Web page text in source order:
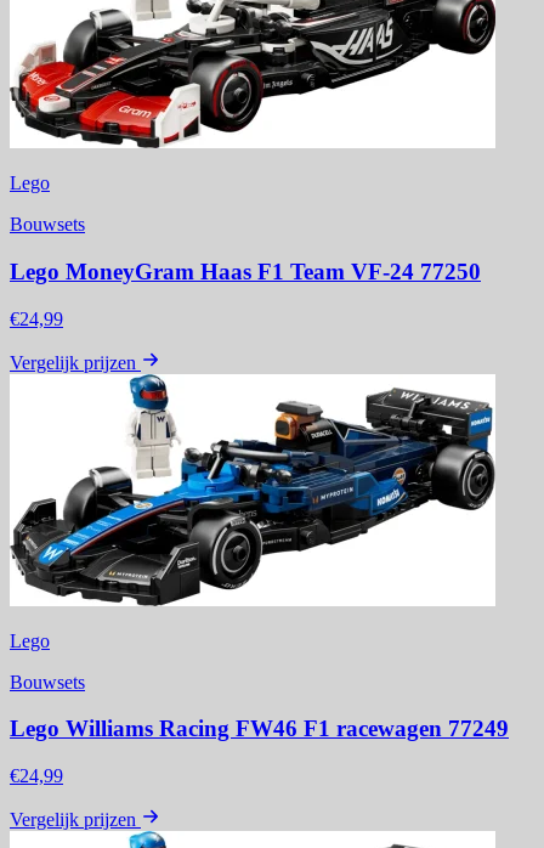
Lego
Bouwsets
Lego MoneyGram Haas F1 Team VF-24 77250
€24,99
Vergelijk prijzen
Lego
Bouwsets
Lego Williams Racing FW46 F1 racewagen 77249
€24,99
Vergelijk prijzen